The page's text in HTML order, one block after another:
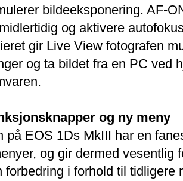
bildeeksponering. AF-
og aktivere
gir Live View fotografen
og ta bildet fra en PC ved
og ny meny
på EOS 1Ds MkIII har en
og gir dermed vesentlig
forbedring i forhold til